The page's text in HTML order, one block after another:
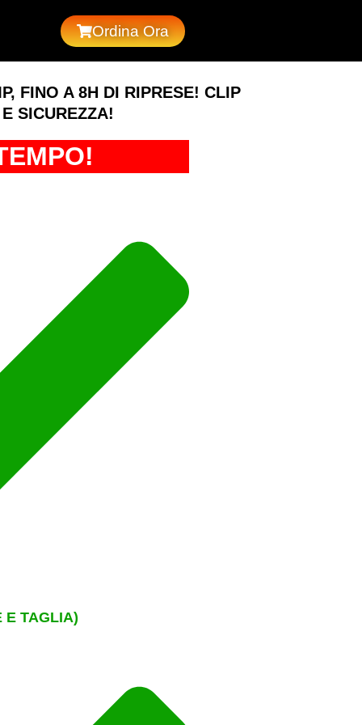
Ordina Ora
FINO A 8H DI RIPRESE! CLIP
SICUREZZA!
E TAGLIA)